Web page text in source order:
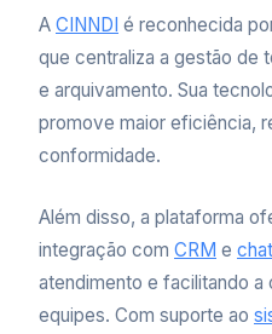
A CINNDI é reconhecida
que centraliza a gestão de
e arquivamento. Sua
promove maior eficiência,
conformidade.
Além disso, a plataforma
integração com CRM e
atendimento e facilitando a
equipes. Com suporte ao